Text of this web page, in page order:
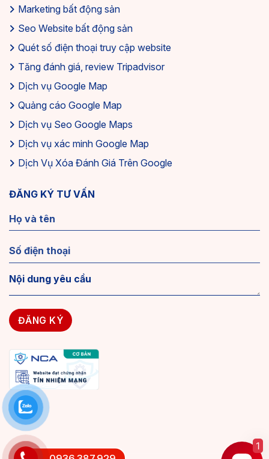
Marketing bất động sản
Seo Website bất động sản
Quét số điện thoại truy cập website
Tăng đánh giá, review Tripadvisor
Dịch vụ Google Map
Quảng cáo Google Map
Dịch vụ Seo Google Maps
Dịch vụ xác minh Google Map
Dịch Vụ Xóa Đánh Giá Trên Google
ĐĂNG KÝ TƯ VẤN
1